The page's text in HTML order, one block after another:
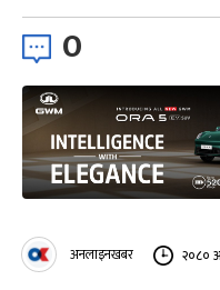
0
अनलाइनखबर २०८०